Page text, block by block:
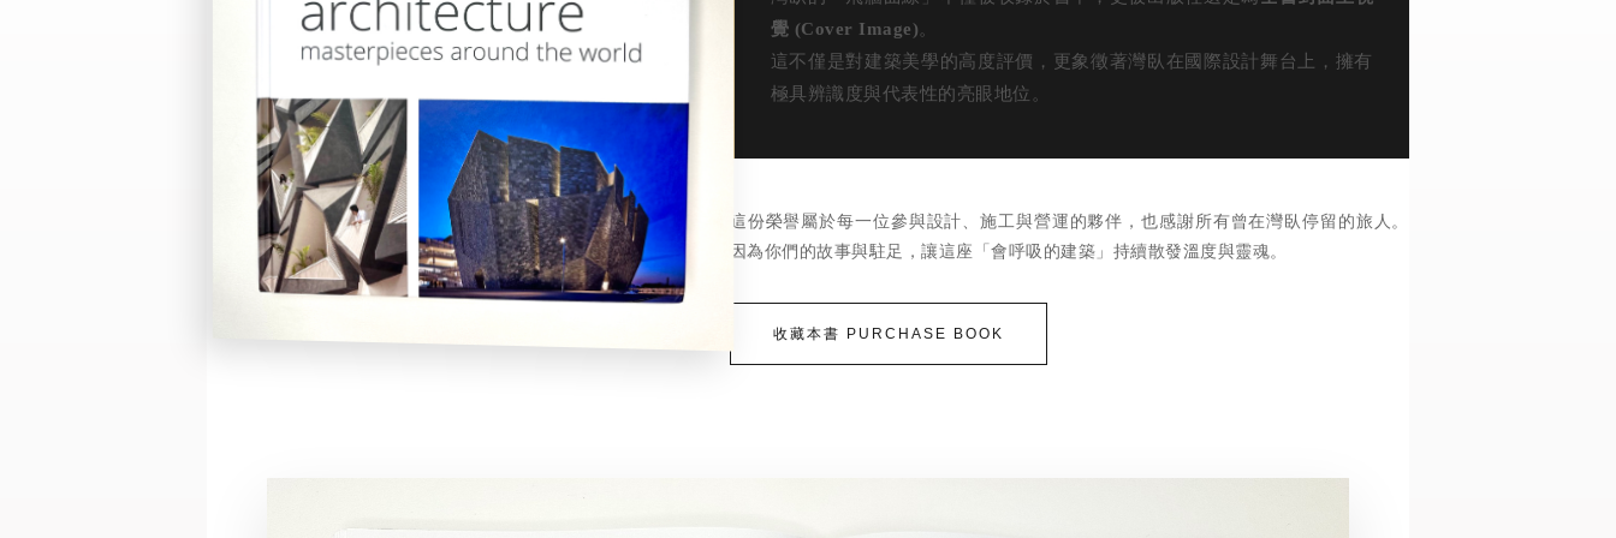
覺 (Cover Image)。
這不僅是對建築美學的高度評價，更象徵著灣臥在國際設計舞台上，擁有
極具辨識度與代表性的亮眼地位。
這份榮譽屬於每一位參與設計、施工與營運的夥伴，也感謝所有曾在灣臥停留的旅人。
因為你們的故事與駐足，讓這座「會呼吸的建築」持續散發溫度與靈魂。
收藏本書 PURCHASE BOOK